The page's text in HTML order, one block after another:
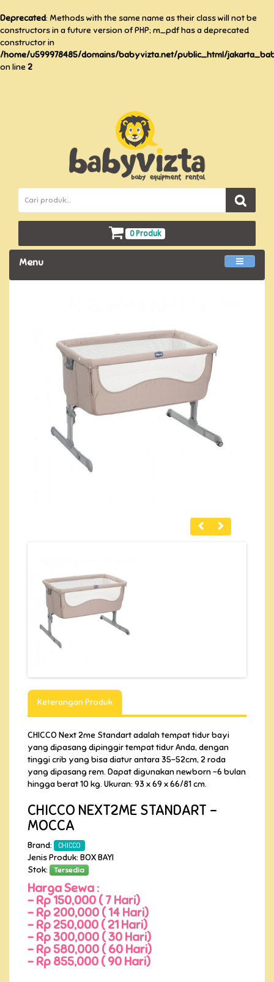
Deprecated: Methods with the same name as their class will not be
constructors in a future version of PHP; m_pdf has a deprecated
constructor in
/home/u599978485/domains/babyvizta.net/public_html/
on line 2
0 Produk
Menu
Keterangan Produk
CHICCO Next 2me Standart adalah tempat tidur bayi
yang dipasang dipinggir tempat tidur Anda, dengan
tinggi crib yang bisa diatur antara 35-52cm, 2 roda
yang dipasang rem. Dapat digunakan newborn -6 bulan
hingga berat 10 kg. Ukuran: 93 x 69 x 66/81 cm.
CHICCO NEXT2ME STANDART -
MOCCA
Brand: CHICCO
Jenis Produk: BOX BAYI
Stok:
Tersedia
Harga Sewa :
- Rp 150,000 ( 7 Hari)
- Rp 200,000 ( 14 Hari)
- Rp 250,000 ( 21 Hari)
- Rp 300,000 ( 30 Hari)
- Rp 580,000 ( 60 Hari)
- Rp 855,000 ( 90 Hari)